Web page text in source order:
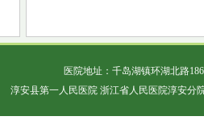
医院地址：千岛湖镇环湖北路
淳安县第一人民医院 浙江省人民医院淳安分